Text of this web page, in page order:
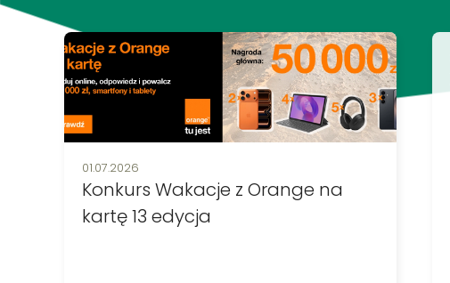
Data publikacji:
01.07.2026
Konkurs Wakacje z Orange na
kartę 13 edycja